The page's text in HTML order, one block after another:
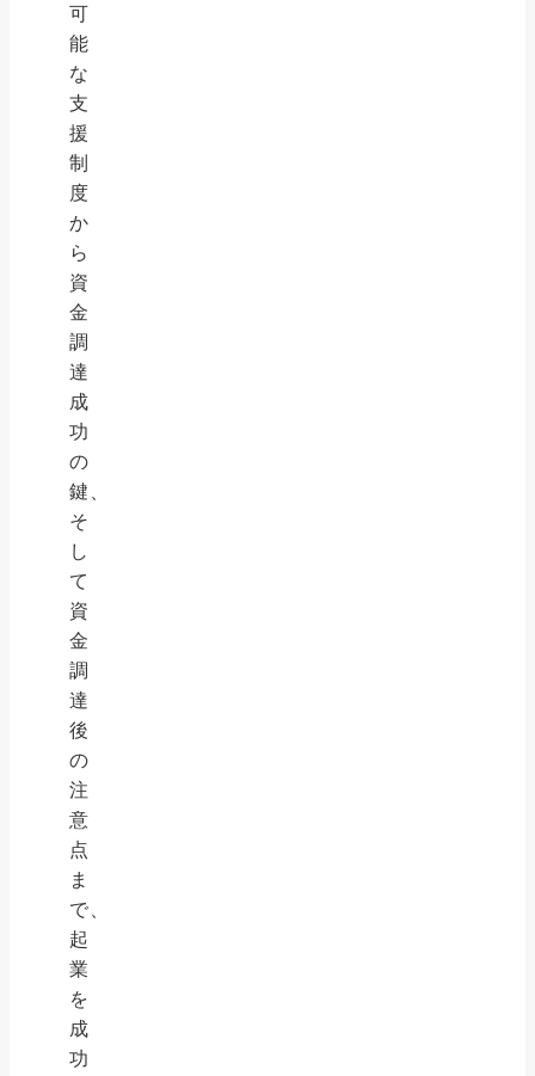
可
能
な
支
援
制
度
か
ら
資
金
調
達
成
功
の
鍵、
そ
し
て
資
金
調
達
後
の
注
意
点
ま
で、
起
業
を
成
功